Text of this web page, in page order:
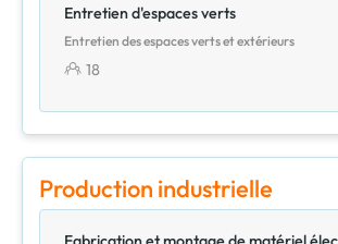
Entretien d'espaces verts
Entretien des espaces verts et extérieurs
18
Production industrielle